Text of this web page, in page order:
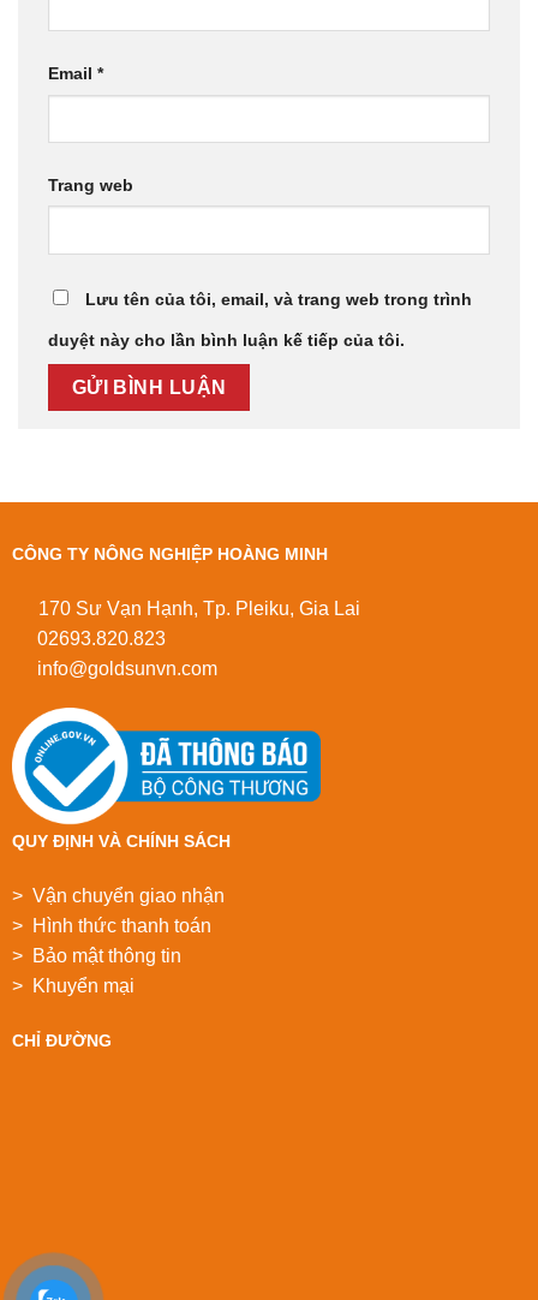
Email *
Trang web
Lưu tên của tôi, email, và trang web trong trình
duyệt này cho lần bình luận kế tiếp của tôi.
CÔNG TY NÔNG NGHIỆP HOÀNG MINH
170 Sư Vạn Hạnh, Tp. Pleiku, Gia Lai
02693.820.823
info@goldsunvn.com
QUY ĐỊNH VÀ CHÍNH SÁCH
> Vận chuyển giao nhận
> Hình thức thanh toán
> Bảo mật thông tin
> Khuyển mại
CHỈ ĐƯỜNG